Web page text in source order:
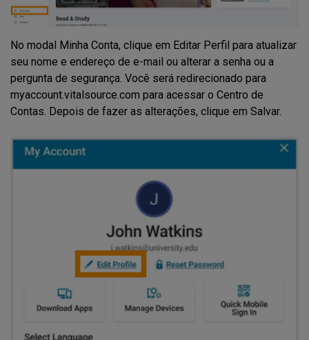
No modal Minha Conta, clique em Editar Perfil para atualizar
seu nome e endereço de e-mail ou alterar a senha ou a
pergunta de segurança. Você será redirecionado para
myaccount.vitalsource.com para acessar o Centro de
Contas. Depois de fazer as alterações, clique em Salvar.